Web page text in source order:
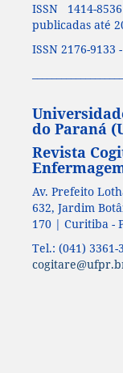
ISSN 1414-
publicadas até
ISSN 2176-9133
do Paraná
Revista
Av. Prefeito
632, Jardim
170 | Curitiba -
Tel.: (041)